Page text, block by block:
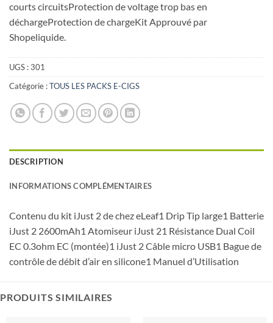
courts circuitsProtection de voltage trop bas en
déchargeProtection de chargeKit Approuvé par
Shopeliquide.
UGS :301
Catégorie :TOUS LES PACKS E-CIGS
DESCRIPTION
INFORMATIONS COMPLÉMENTAIRES
Contenu du kit iJust 2 de chez eLeaf1 Drip Tip large1 Batterie
iJust 2 2600mAh1 Atomiseur iJust 21 Résistance Dual Coil
EC 0.3ohm EC (montée)1 iJust 2 Câble micro USB1 Bague de
contrôle de débit d’air en silicone1 Manuel d’Utilisation
PRODUITS SIMILAIRES